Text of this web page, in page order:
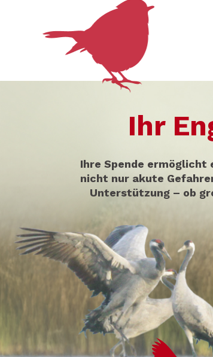
Ihr
Ihre Spende ermöglicht
nicht nur akute
Unterstützung – ob